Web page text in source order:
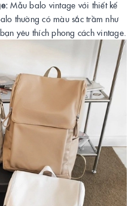
Mẫu balo vintage với thiết kế
thường có màu sắc trầm như
yêu thích phong cách vintage.